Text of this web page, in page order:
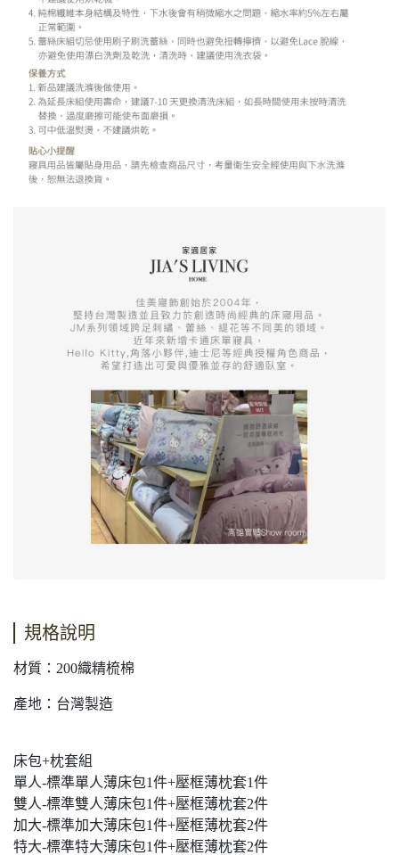
規格說明
材質：200織精梳棉
產地：台灣製造
床包+枕套組
單人-標準單人薄床包1件+壓框薄枕套1件
雙人-標準雙人薄床包1件+壓框薄枕套2件
加大-標準加大薄床包1件+壓框薄枕套2件
特大-標準特大薄床包1件+壓框薄枕套2件